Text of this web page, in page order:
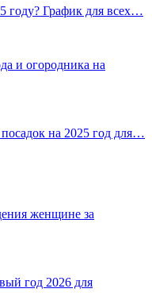
году? График для всех…
и огородника на
на 2025 год для…
женщине за
год 2026 для